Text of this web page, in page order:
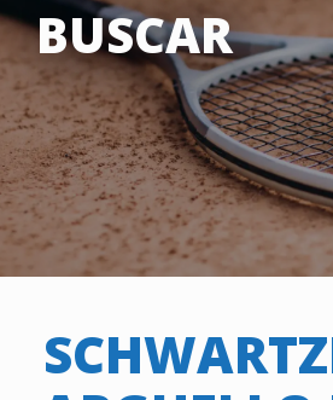
BUSCAR